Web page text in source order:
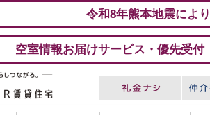
令和8年熊本地震によ
空室情報お届けサービス・優先受付